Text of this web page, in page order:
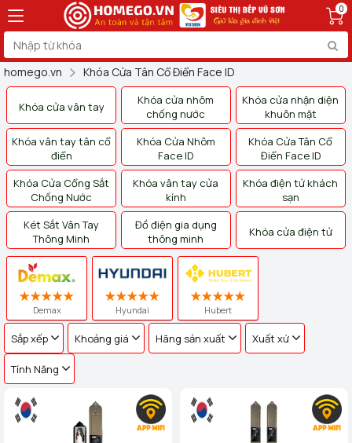
0
homego.vn Khóa Cửa Tân Cổ Điển Face ID
Khóa cửa vân tay
Khóa cửa nhôm
chống nước
Khóa cửa nhận diện
khuôn mặt
Khóa vân tay tân cổ
điển
Khóa Cửa Nhôm
Face ID
Khóa Cửa Tân Cổ
Điển Face ID
Khóa Cửa Cổng Sắt
Chống Nước
Khóa vân tay cửa
kính
Khóa điện tử khách
sạn
Két Sắt Vân Tay
Thông Minh
Đồ điện gia dụng
thông minh
Khóa cửa điện tử
Demax Hyundai Hubert
Sắp xếp Khoảng giá Hãng sản xuất Xuất xứ
Tính Năng